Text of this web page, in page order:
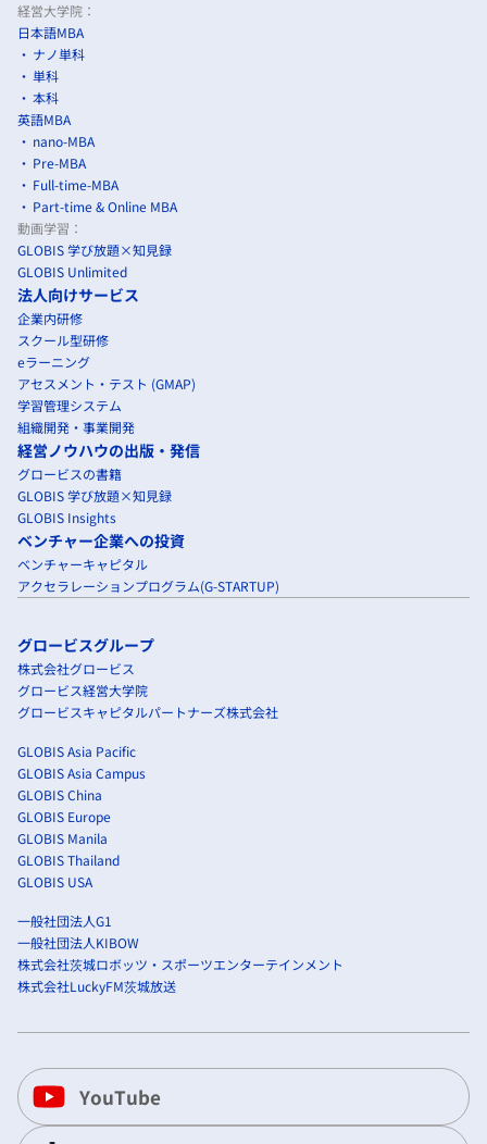
経営大学院：
日本語MBA
ナノ単科
単科
本科
英語MBA
nano-MBA
Pre-MBA
Full-time-MBA
Part-time & Online MBA
動画学習：
GLOBIS 学び放題×知見録
GLOBIS Unlimited
法人向けサービス
企業内研修
スクール型研修
eラーニング
アセスメント・テスト (GMAP)
学習管理システム
組織開発・事業開発
経営ノウハウの出版・発信
グロービスの書籍
GLOBIS 学び放題×知見録
GLOBIS Insights
ベンチャー企業への投資
ベンチャーキャピタル
アクセラレーションプログラム(G-STARTUP)
グロービスグループ
株式会社グロービス
グロービス経営大学院
グロービスキャピタルパートナーズ株式会社
GLOBIS Asia Pacific
GLOBIS Asia Campus
GLOBIS China
GLOBIS Europe
GLOBIS Manila
GLOBIS Thailand
GLOBIS USA
一般社団法人G1
一般社団法人KIBOW
株式会社茨城ロボッツ・スポーツエンターテインメント
株式会社LuckyFM茨城放送
YouTube